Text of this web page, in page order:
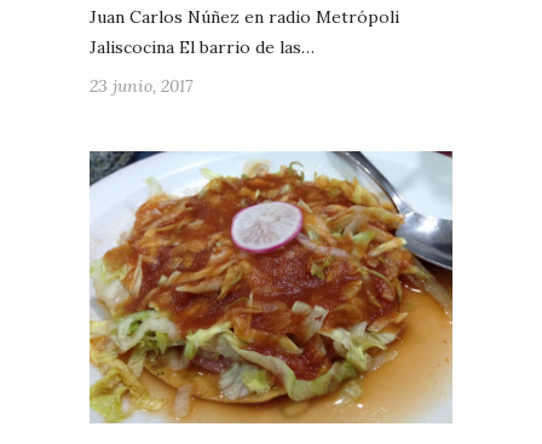
Juan Carlos Núñez en radio Metrópoli
Jaliscocina El barrio de las…
23 junio, 2017